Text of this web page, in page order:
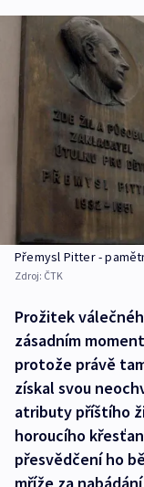
Přemysl Pitter -
Zdroj: ČTK
Prožitek
zásadním
protože právě
získal svou
atributy příštího
horoucího
přesvědčení ho